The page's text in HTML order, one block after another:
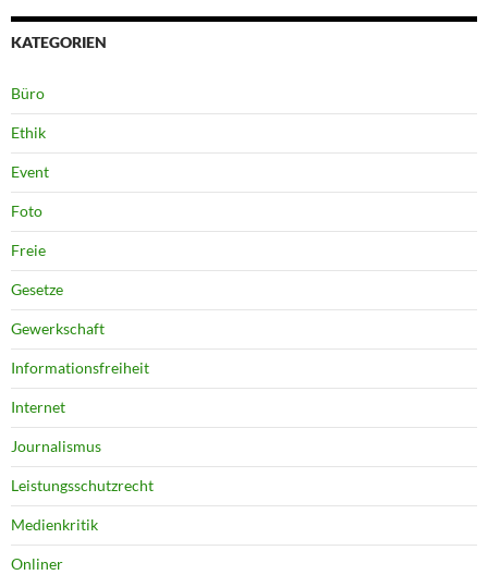
KATEGORIEN
Büro
Ethik
Event
Foto
Freie
Gesetze
Gewerkschaft
Informationsfreiheit
Internet
Journalismus
Leistungsschutzrecht
Medienkritik
Onliner